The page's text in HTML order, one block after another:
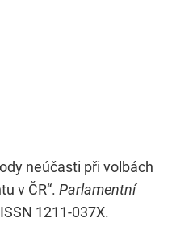
neúčasti při volbách
v ČR“. Parlamentní
1211-037X.